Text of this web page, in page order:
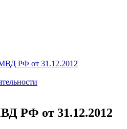
РФ от 31.12.2012
РФ от 31.12.2012